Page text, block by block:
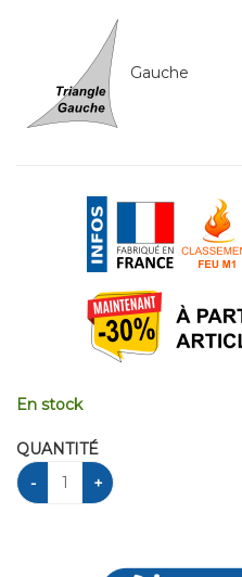
Gauche
En stock
QUANTITÉ